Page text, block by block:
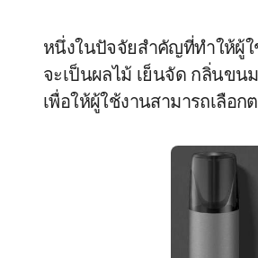
หนึ่งในปัจจัยสำคัญที่ทำให้ผู้
จะเป็นผลไม้ เย็นจัด กลิ่นขน
เพื่อให้ผู้ใช้งานสามารถเลือ